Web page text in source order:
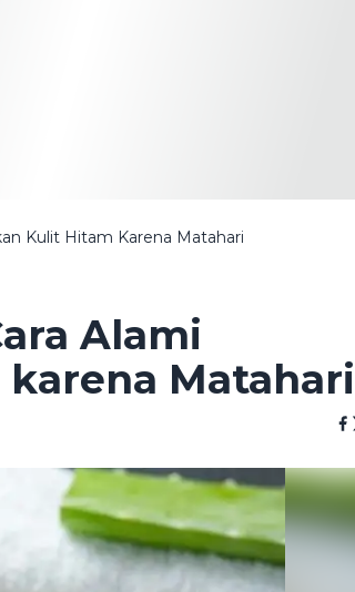
Kulit Hitam Karena Matahari
Alami
Matahari